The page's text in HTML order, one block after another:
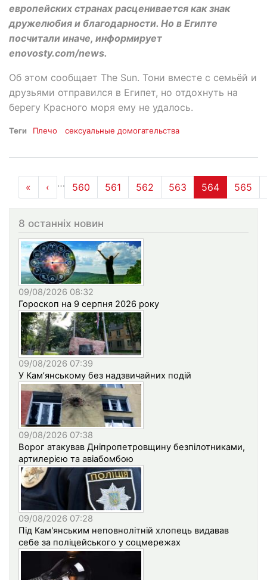
европейских странах расценивается как знак
дружелюбия и благодарности. Но в Египте
посчитали иначе, информирует
enovosty.com/news.
Об этом сообщает The Sun. Тони вместе с семьёй и
друзьями отправился в Египет, но отдохнуть на
берегу Красного моря ему не удалось.
Теги Плечо сексуальные домогательства
Розбивка
на
сторінки
« « Перша
‹ … 560 561 562 563 564 565
8 останніх новин
09/08/2026 08:32
Гороскоп на 9 серпня 2026 року
09/08/2026 07:39
У Кам’янському без надзвичайних подій
09/08/2026 07:38
Ворог атакував Дніпропетровщину безпілотниками,
артилерією та авіабомбою
09/08/2026 07:28
Під Кам'янським неповнолітній хлопець видавав
себе за поліцейського у соцмережах